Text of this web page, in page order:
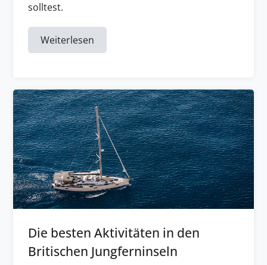
solltest.
Weiterlesen
Die besten Aktivitäten in den
Britischen Jungferninseln